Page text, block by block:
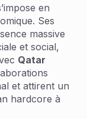
en
Ses
massive
et social,
Qatar
et attirent un
hardcore à